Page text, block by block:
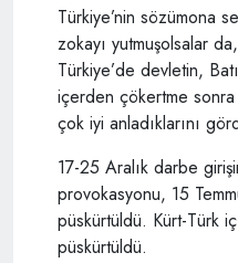
Türkiye’nin sözümona
zokayı yutmuşolsalar
Türkiye’de devletin,
içerden çökertme
çok iyi anladıklarını
17-25 Aralık darbe
provokasyonu, 15
püskürtüldü. Kürt-Türk
püskürtüldü.